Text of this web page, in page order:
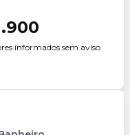
informados sem aviso